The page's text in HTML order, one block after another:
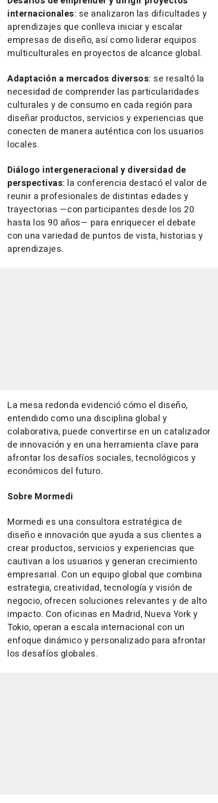
internacionales: se analizaron las dificultades y
aprendizajes que conlleva iniciar y escalar
empresas de diseño, así como liderar equipos
multiculturales en proyectos de alcance global.
Adaptación a mercados diversos: se resaltó la
necesidad de comprender las particularidades
culturales y de consumo en cada región para
diseñar productos, servicios y experiencias que
conecten de manera auténtica con los usuarios
locales.
Diálogo intergeneracional y diversidad de
perspectivas: la conferencia destacó el valor de
reunir a profesionales de distintas edades y
trayectorias —con participantes desde los 20
hasta los 90 años— para enriquecer el debate
con una variedad de puntos de vista, historias y
aprendizajes.
La mesa redonda evidenció cómo el diseño,
entendido como una disciplina global y
colaborativa, puede convertirse en un catalizador
de innovación y en una herramienta clave para
afrontar los desafíos sociales, tecnológicos y
económicos del futuro.
Sobre Mormedi
Mormedi es una consultora estratégica de
diseño e innovación que ayuda a sus clientes a
crear productos, servicios y experiencias que
cautivan a los usuarios y generan crecimiento
empresarial. Con un equipo global que combina
estrategia, creatividad, tecnología y visión de
negocio, ofrecen soluciones relevantes y de alto
impacto. Con oficinas en Madrid, Nueva York y
Tokio, operan a escala internacional con un
enfoque dinámico y personalizado para afrontar
los desafíos globales.